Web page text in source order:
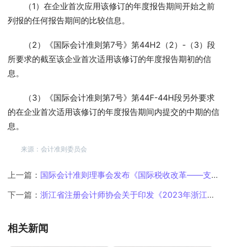
（1）在企业首次应用该修订的年度报告期间开始之前
列报的任何报告期间的比较信息。
（2）《国际会计准则第7号》第44H2（2）-（3）段
所要求的截至该企业首次适用该修订的年度报告期初的信
息。
（3）《国际会计准则第7号》第44F-44H段另外要求
的在企业首次适用该修订的年度报告期间内提交的中期的信
息。
来源：会计准则委员会
上一篇： 国际会计准则理事会发布《国际税收改革——支柱二立法模板》以修订所得税会计准则
下一篇： 浙江省注册会计师协会关于印发《2023年浙江省注册会计师、资产评估行业数字化改革重点任务清单》的通知
相关新闻